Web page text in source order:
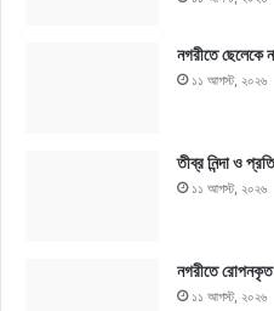
নগরীতে ছেলেকে
১১ আগস্ট, ২০২৬
তীব্র নিন্দা ও
১১ আগস্ট, ২০২৬
নগরীতে রোপনকৃত
১১ আগস্ট, ২০২৬